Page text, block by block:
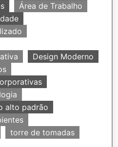
Área de Trabalho
Design Moderno
alto padrão
torre de tomadas